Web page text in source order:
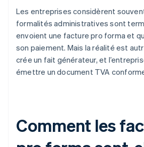
Les entreprises considèrent
formalités administratives sont
envoient une facture pro forma et
son paiement. Mais la réalité est
crée un fait générateur, et
émettre un document TVA
Comment les